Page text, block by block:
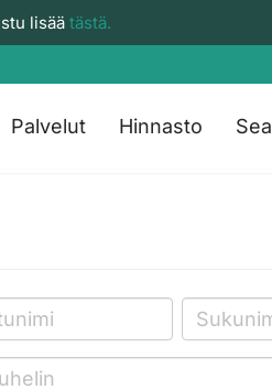
lisää tästä.
Palvelut Hinnasto